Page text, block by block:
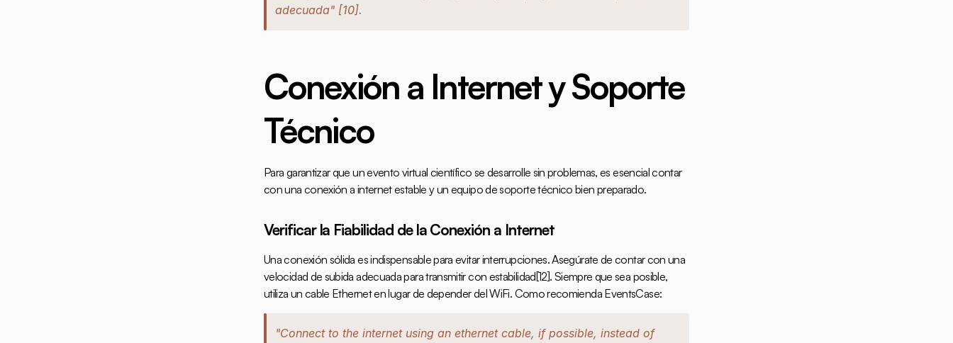
adecuada" [10].
Conexión a Internet y Soporte
Técnico
Para garantizar que un evento virtual científico se desarrolle sin problemas, es esencial contar
con una conexión a internet estable y un equipo de soporte técnico bien preparado.
Verificar la Fiabilidad de la Conexión a Internet
Una conexión sólida es indispensable para evitar interrupciones. Asegúrate de contar con una
velocidad de subida adecuada para transmitir con estabilidad[12]. Siempre que sea posible,
utiliza un cable Ethernet en lugar de depender del WiFi. Como recomienda EventsCase:
"Connect to the internet using an ethernet cable, if possible, instead of